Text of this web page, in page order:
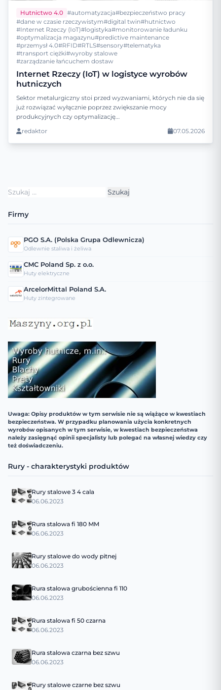
Hutnictwo 4.0 #automatyzacja#bezpieczeństwo pracy
#dane w czasie rzeczywistym#digital twin#hutnictwo
#Internet Rzeczy (IoT)#logistyka#monitorowanie ładunku
#optymalizacja magazynu#predictive maintenance
#przemysł 4.0#RFID#RTLS#sensory#telematyka
#transport ciężki#wyroby stalowe
#zarządzanie łańcuchem dostaw
Internet Rzeczy (IoT) w logistyce wyrobów
hutniczych
Sektor metalurgiczny stoi przed wyzwaniami, których nie da się
już rozwiązać wyłącznie poprzez zwiększanie mocy
produkcyjnych czy optymalizację...
redaktor
07.05.2026
Szukaj:
Firmy
PGO S.A. (Polska Grupa Odlewnicza)
Odlewnie staliwa i żeliwa
CMC Poland Sp. z o.o.
Huty elektryczne
ArcelorMittal Poland S.A.
Huty zintegrowane
Uwaga: Opisy produktów w tym serwisie nie są wiążące w kwestiach
bezpieczeństwa. W przypadku planowania użycia konkretnych
wyrobów opisanych w tym serwisie, w kwestiach bezpieczeństwa
należy zasięgnąć opinii specjalisty lub polegać na własnej wiedzy czy
też doświadczeniu.
Rury - charakterystyki produktów
Rury stalowe 3 4 cala
06.06.2023
Rura stalowa fi 180 MM
06.06.2023
Rury stalowe do wody pitnej
06.06.2023
Rura stalowa grubościenna fi 110
06.06.2023
Rura stalowa fi 50 czarna
06.06.2023
Rura stalowa czarna bez szwu
06.06.2023
Rury stalowe czarne bez szwu